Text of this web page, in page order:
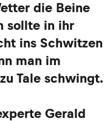
die Beine
sollte in ihr
ins Schwitzen
man im
Tale schwingt.
Gerald